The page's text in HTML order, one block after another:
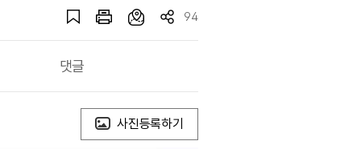
94
댓글
사진등록하기